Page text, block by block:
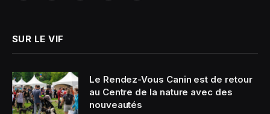
SUR LE VIF
Le Rendez-Vous Canin est de retour
au Centre de la nature avec des
nouveautés